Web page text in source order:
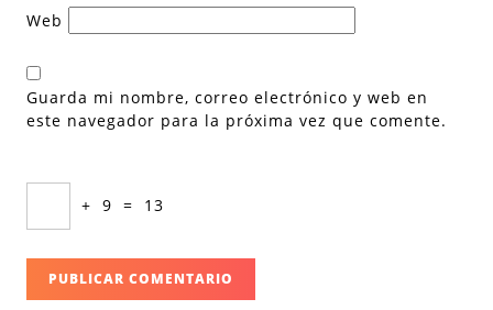
Web
Guarda mi nombre, correo electrónico y web en
este navegador para la próxima vez que comente.
+ 9 = 13